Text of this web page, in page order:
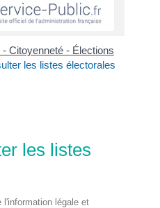
- Citoyenneté - Élections
les listes électorales
les listes
l'information légale et